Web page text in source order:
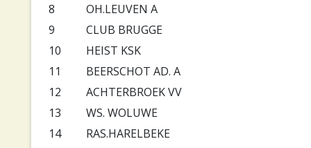
8
OH.LEUVEN A
9
CLUB BRUGGE
10
HEIST KSK
11
BEERSCHOT AD. A
12
ACHTERBROEK VV
13
WS. WOLUWE
14
RAS.HARELBEKE